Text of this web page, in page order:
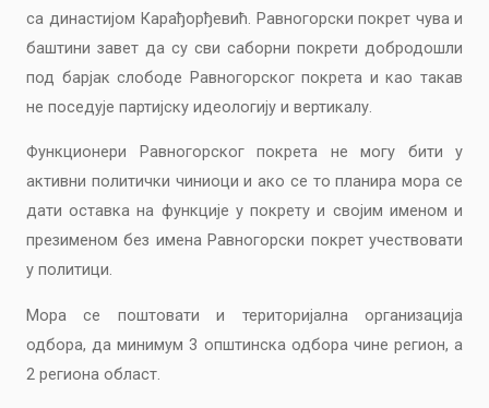
са династијом Карађорђевић. Равногорски покрет чува и
баштини завет да су сви саборни покрети добродошли
под барјак слободе Равногорског покрета и као такав
не поседује партијску идеологију и вертикалу.
Функционери Равногорског покрета не могу бити у
активни политички чиниоци и ако се то планира мора се
дати оставка на функције у покрету и својим именом и
презименом без имена Равногорски покрет учествовати
у политици.
Мора се поштовати и територијална организација
одбора, да минимум 3 општинска одбора чине регион, а
2 региона област.